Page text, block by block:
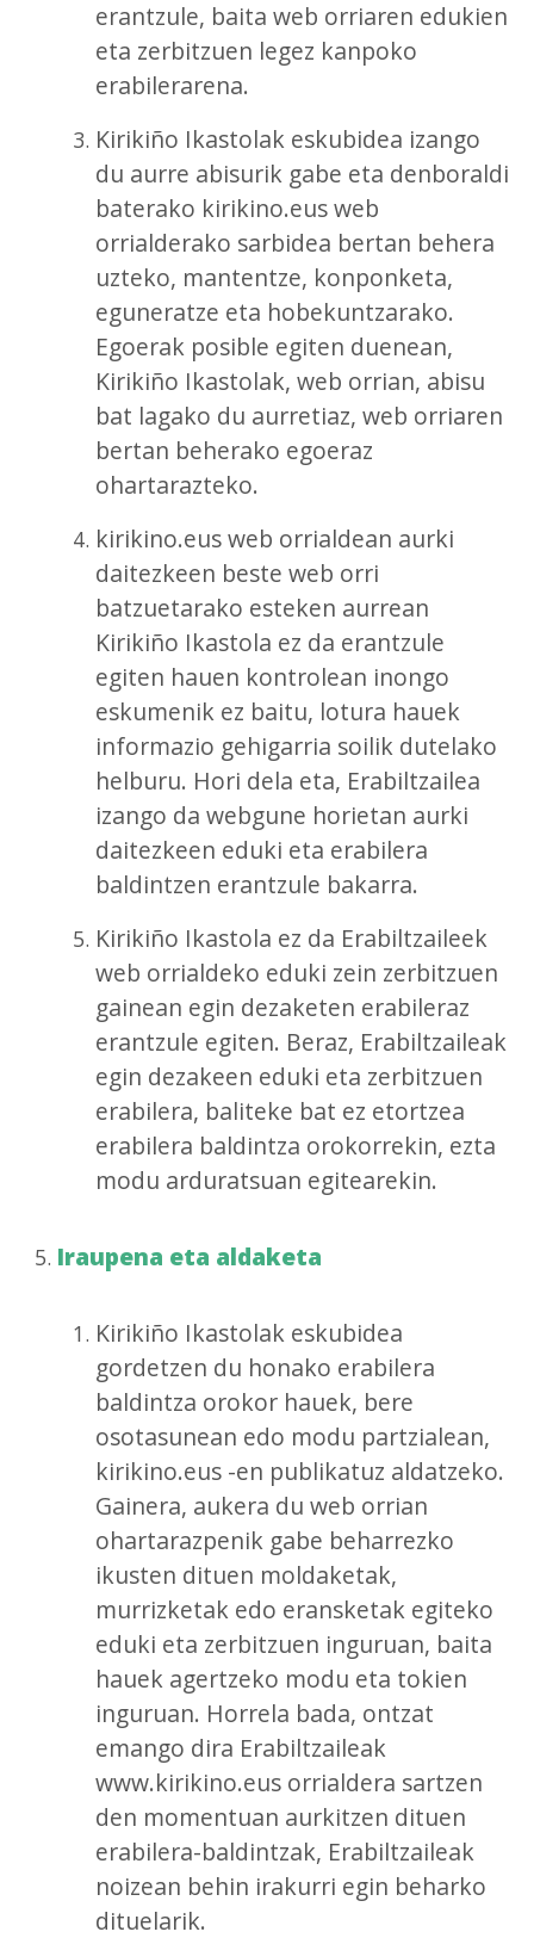
erantzule, baita web orriaren edukien
eta zerbitzuen legez kanpoko
erabilerarena.
Kirikiño Ikastolak eskubidea izango
du aurre abisurik gabe eta denboraldi
baterako kirikino.eus web
orrialderako sarbidea bertan behera
uzteko, mantentze, konponketa,
eguneratze eta hobekuntzarako.
Egoerak posible egiten duenean,
Kirikiño Ikastolak, web orrian, abisu
bat lagako du aurretiaz, web orriaren
bertan beherako egoeraz
ohartarazteko.
kirikino.eus web orrialdean aurki
daitezkeen beste web orri
batzuetarako esteken aurrean
Kirikiño Ikastola ez da erantzule
egiten hauen kontrolean inongo
eskumenik ez baitu, lotura hauek
informazio gehigarria soilik dutelako
helburu. Hori dela eta, Erabiltzailea
izango da webgune horietan aurki
daitezkeen eduki eta erabilera
baldintzen erantzule bakarra.
Kirikiño Ikastola ez da Erabiltzaileek
web orrialdeko eduki zein zerbitzuen
gainean egin dezaketen erabileraz
erantzule egiten. Beraz, Erabiltzaileak
egin dezakeen eduki eta zerbitzuen
erabilera, baliteke bat ez etortzea
erabilera baldintza orokorrekin, ezta
modu arduratsuan egitearekin.
Iraupena eta aldaketa
Kirikiño Ikastolak eskubidea
gordetzen du honako erabilera
baldintza orokor hauek, bere
osotasunean edo modu partzialean,
kirikino.eus -en publikatuz aldatzeko.
Gainera, aukera du web orrian
ohartarazpenik gabe beharrezko
ikusten dituen moldaketak,
murrizketak edo eransketak egiteko
eduki eta zerbitzuen inguruan, baita
hauek agertzeko modu eta tokien
inguruan. Horrela bada, ontzat
emango dira Erabiltzaileak
www.kirikino.eus orrialdera sartzen
den momentuan aurkitzen dituen
erabilera-baldintzak, Erabiltzaileak
noizean behin irakurri egin beharko
dituelarik.